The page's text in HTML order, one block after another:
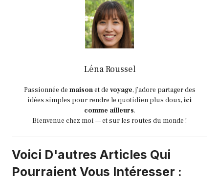
Léna Roussel
Passionnée de maisonet de voyage, j’adore partager des
idées simples pour rendre le quotidien plus doux, ici
comme ailleurs.
Bienvenue chez moi — et sur les routes du monde !
Voici D'autres Articles Qui
Pourraient Vous Intéresser :